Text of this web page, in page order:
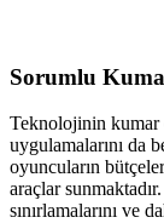
Sorumlu
Teknolojinin kumar
uygulamalarını da
oyuncuların
araçlar
sınırlamalarını ve